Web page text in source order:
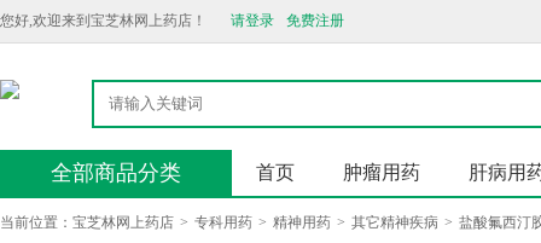
您好,欢迎来到宝芝林网上药店！ 请登录 免费注册
全部商品分类 首页 肿瘤用药 肝病用
当前位置： 宝芝林网上药店 > 专科用药 > 精神用药 > 其它精神疾病 > 盐酸氟西汀